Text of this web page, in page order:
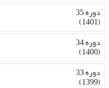
دوره 35
(1401)
دوره 34
(1400)
دوره 33
(1399)